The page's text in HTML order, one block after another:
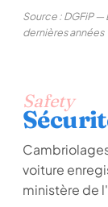
Source : DGFiP —
dernières années
Safety
voiture
ministère de